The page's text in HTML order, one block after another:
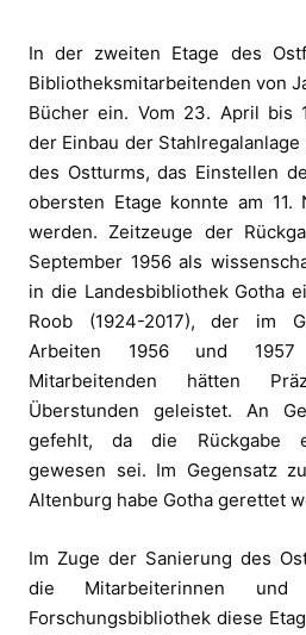
In der zweiten Etage des
Bibliotheksmitarbeitenden von
Bücher ein. Vom 23. April bis
der Einbau der
des Ostturms, das Einstellen
obersten Etage konnte am 11.
werden. Zeitzeuge der
September 1956 als
in die Landesbibliothek Gotha
Roob (1924-2017), der im
Arbeiten 1956 und 1957
Mitarbeitenden hätten
Überstunden geleistet. An
gefehlt, da die Rückgabe
gewesen sei. Im Gegensatz
Altenburg habe Gotha gerettet
Im Zuge der Sanierung des
die Mitarbeiterinnen
Forschungsbibliothek diese